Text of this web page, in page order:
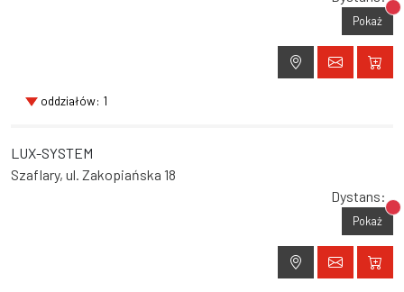
Pokaż
oddziałów: 1
LUX-SYSTEM
Szaflary, ul. Zakopiańska 18
Dystans:
Pokaż